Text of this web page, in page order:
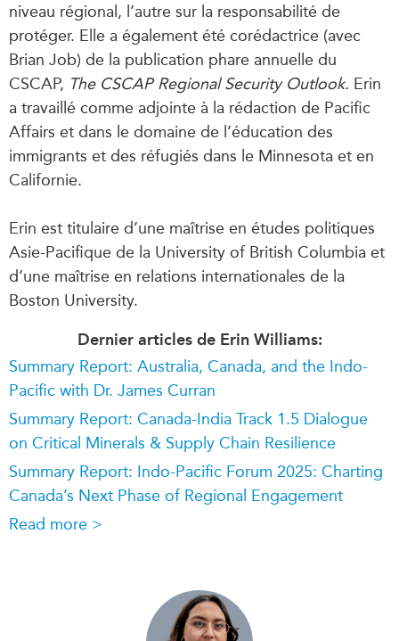
niveau régional, l’autre sur la responsabilité de
protéger. Elle a également été corédactrice (avec
Brian Job) de la publication phare annuelle du
CSCAP, The CSCAP Regional Security Outlook. Erin
a travaillé comme adjointe à la rédaction de Pacific
Affairs et dans le domaine de l’éducation des
immigrants et des réfugiés dans le Minnesota et en
Californie.
Erin est titulaire d’une maîtrise en études politiques
Asie-Pacifique de la University of British Columbia et
d’une maîtrise en relations internationales de la
Boston University.
Dernier articles de Erin Williams:
Summary Report: Australia, Canada, and the Indo-
Pacific with Dr. James Curran
Summary Report: Canada-India Track 1.5 Dialogue
on Critical Minerals & Supply Chain Resilience
Summary Report: Indo-Pacific Forum 2025: Charting
Canada’s Next Phase of Regional Engagement
Read more >